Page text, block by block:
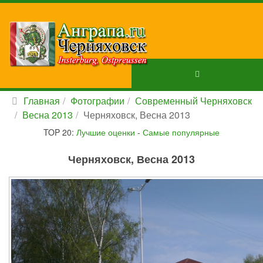
Главная Фотографии
Современный Черняховск
Весна 2013
Черняховск, Весна 2013
TOP 20: Лучшие оценки - Самые популярные
Черняховск, Весна 2013